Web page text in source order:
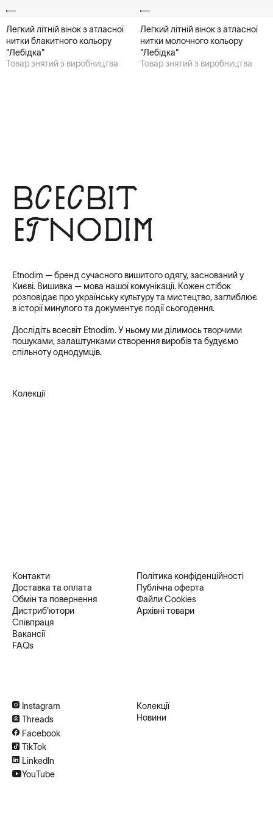
Легкий літній вінок з атласної
нитки блакитного кольору
"Лебідка"
Товар знятий з виробництва
Легкий літній вінок з атласної
нитки молочного кольору
"Лебідка"
Товар знятий з виробництва
Всесвіт
Etnodim
Etnodim — бренд сучасного вишитого одягу, заснований у
Києві. Вишивка — мова нашої комунікації. Кожен стібок
розповідає про українську культуру та мистецтво, заглиблює
в історії минулого та документує події сьогодення.
Дослідіть всесвіт Etnodim. У ньому ми ділимось творчими
пошуками, залаштунками створення виробів та будуємо
спільноту однодумців.
Колекції
Instagram
Threads
Facebook
TikTok
LinkedIn
YouTube
Контакти
Доставка та оплата
Обмін та повернення
Дистриб'ютори
Співпраця
Вакансії
FAQs
Політика конфіденційності
Публічна оферта
Файли Cookies
Архівні товари
Колекції
Новини